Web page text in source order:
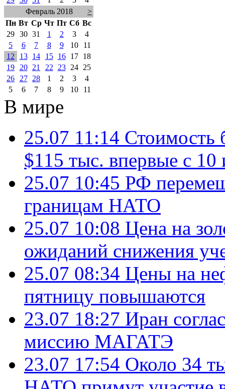
Февраль 2018
>
Пн Вт Ср Чт Пт Сб Вс
29 30 31 1 2 3
4
5
6 7 8 9 10
11
12
13 14 15 16 17
18
19
20 21 22 23 24
25
26
27 28 1 2 3
4
5
6 7 8 9 10 11
В мире
25.07 11:14 Стоимость
$115 тыс. впервые с 10
25.07 10:45 РФ
границам НАТО
25.07 10:08 Цена на
ожиданий снижения
25.07 08:34 Цены на
пятницу повышаются
23.07 18:27 Иран
миссию МАГАТЭ
23.07 17:54 Около 34